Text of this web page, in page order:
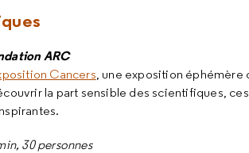
ARC
Cancers, une exposition éphémère
la part sensible des scientifiques,
30 personnes